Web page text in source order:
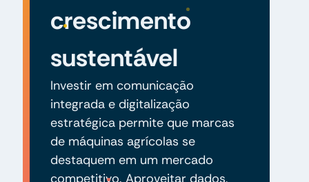
crescimento
sustentável
Investir em comunicação
integrada e digitalização
estratégica permite que marcas
de máquinas agrícolas se
destaquem em um mercado
competitivo. Aproveitar dados,